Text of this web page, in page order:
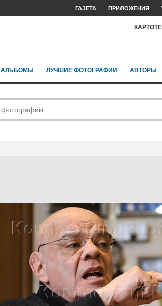
ГАЗЕТА ПРИЛОЖЕНИЯ
АЛЬБОМЫ ЛУЧШИЕ ФОТОГРАФИИ АВТОРЫ